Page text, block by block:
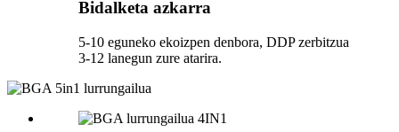
Bidalketa azkarra
5-10 eguneko ekoizpen denbora, DDP zerbitzua
3-12 lanegun zure atarira.